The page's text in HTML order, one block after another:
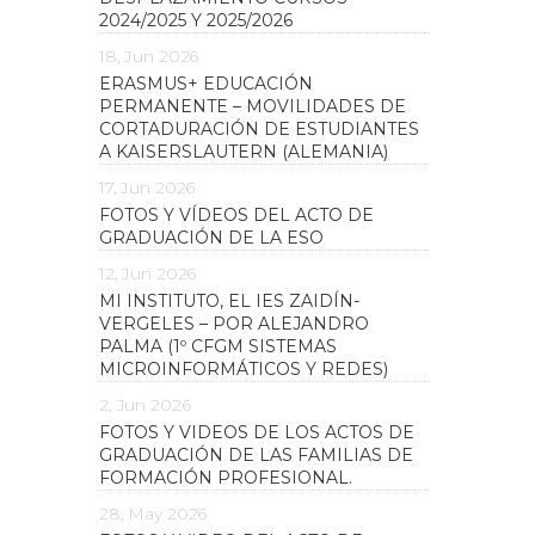
2024/2025 Y 2025/2026
18, Jun 2026
ERASMUS+ EDUCACIÓN
PERMANENTE – MOVILIDADES DE
CORTADURACIÓN DE ESTUDIANTES
A KAISERSLAUTERN (ALEMANIA)
17, Jun 2026
FOTOS Y VÍDEOS DEL ACTO DE
GRADUACIÓN DE LA ESO
12, Jun 2026
MI INSTITUTO, EL IES ZAIDÍN-
VERGELES – POR ALEJANDRO
PALMA (1º CFGM SISTEMAS
MICROINFORMÁTICOS Y REDES)
2, Jun 2026
FOTOS Y VIDEOS DE LOS ACTOS DE
GRADUACIÓN DE LAS FAMILIAS DE
FORMACIÓN PROFESIONAL.
28, May 2026